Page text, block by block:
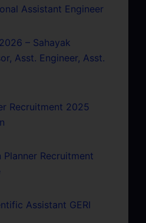
Assistant Engineer
– Sahayak
Asst. Engineer, Asst.
Recruitment 2025
Planner Recruitment
Assistant GERI